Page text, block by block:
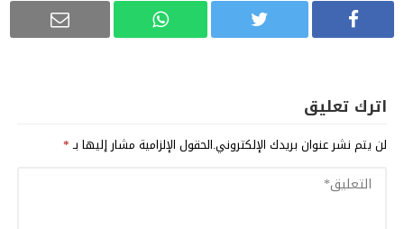
اترك تعليق
لن يتم نشر عنوان بريدك الإلكتروني.الحقول الإلزامية مشار إليها بـ*